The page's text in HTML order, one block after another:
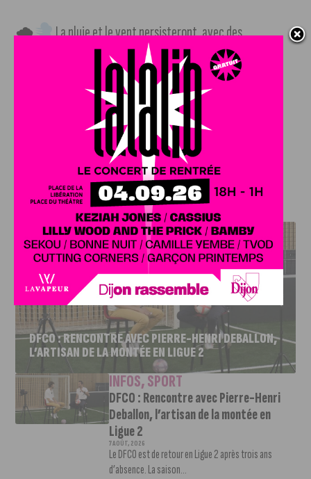
🌧
La pluie et le vent persisteront, avec des
températures maximales stagnantes à 12 degrés.
Dimanche 5 novembre
🌧 La semaine se terminera comme elle a commencé :
légère pluie et des températures maximales de 12 degrés.
J'AIME LE DFCO
DFCO : RENCONTRE AVEC PIERRE-HENRI DEBALLON,
L’ARTISAN DE LA MONTÉE EN LIGUE 2
INFOS,SPORT
DFCO : Rencontre avec Pierre-Henri
Deballon, l’artisan de la montée en
Ligue 2
7 AOÛT, 2026
Le DFCO est de retour en Ligue 2 après trois ans
d’absence. La saison...